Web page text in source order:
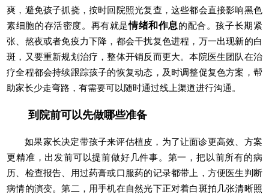
爽，避免孩子抓挠，按时回院照光复查，这些都会直接影响黑色
素细胞的存活密度。再有就是情绪和作息的配合。孩子长期紧
张、熬夜或者免疫力下降，都会干扰复色进程，万一出现新的白
斑，又要重新规划治疗，整体开销反而更大。本院医生团队在治
疗全程都会持续跟踪孩子的恢复动态，及时调整促复色方案，帮
助家长少走弯路，有需要可以随时通过线上渠道进行沟通。
到院前可以先做哪些准备
如果家长决定带孩子来评估植皮，为了让面诊更高效、方案
更精准，出发前可以提前做好几件事。第一，把以前所有的病
历、检查报告、用过药膏或口服药的记录都带上，方便医生判断
病情的演变。第二，用手机在自然光下正对着白斑拍几张清晰照